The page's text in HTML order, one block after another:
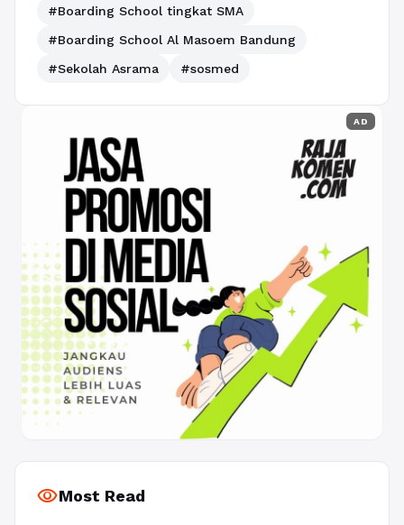
#Boarding School tingkat SMA
#Boarding School Al Masoem Bandung
#Sekolah Asrama
#sosmed
AD
visibilityMost Read